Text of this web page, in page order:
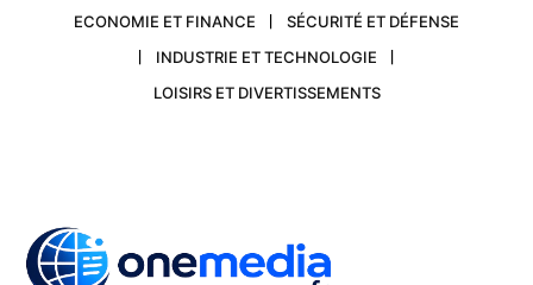
ECONOMIE ET FINANCE
SÉCURITÉ ET DÉFENSE
INDUSTRIE ET TECHNOLOGIE
LOISIRS ET DIVERTISSEMENTS